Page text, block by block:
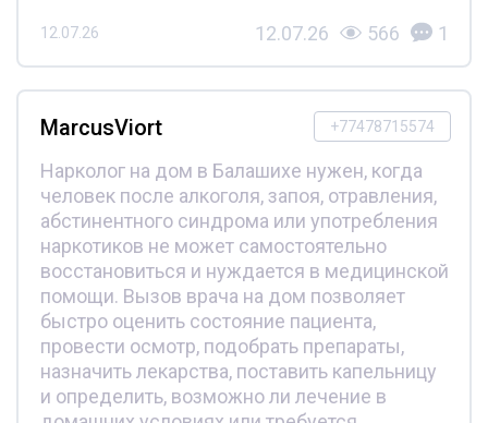
12.07.26 12.07.26 566 1
+77478715574
MarcusViort
Нарколог на дом в Балашихе нужен, когда
человек после алкоголя, запоя, отравления,
абстинентного синдрома или употребления
наркотиков не может самостоятельно
восстановиться и нуждается в медицинской
помощи. Вызов врача на дом позволяет
быстро оценить состояние пациента,
провести осмотр, подобрать препараты,
назначить лекарства, поставить капельницу
и определить, возможно ли лечение в